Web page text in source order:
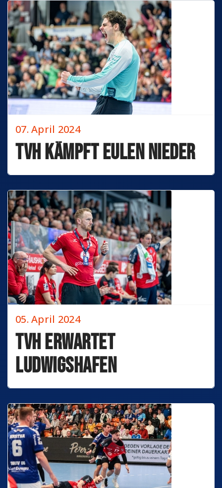
TVH kämpft Eulen nieder
07. April 2024
TVH erwartet
Ludwigshafen
05. April 2024